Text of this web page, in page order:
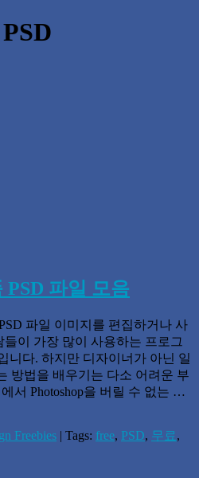
PSD
PSD 파일 모음
파일 이미지를 편집하거나 사
이 가장 많이 사용하는 프로그
니다. 하지만 디자이너가 아닌 일
방법을 배우기는 다소 어려운 부
서 Photoshop을 버릴 수 없는 …
Freebies | Tags: free, PSD, 무료 ,